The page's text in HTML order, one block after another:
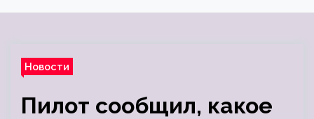
Новости
Пилот сообщил, какое